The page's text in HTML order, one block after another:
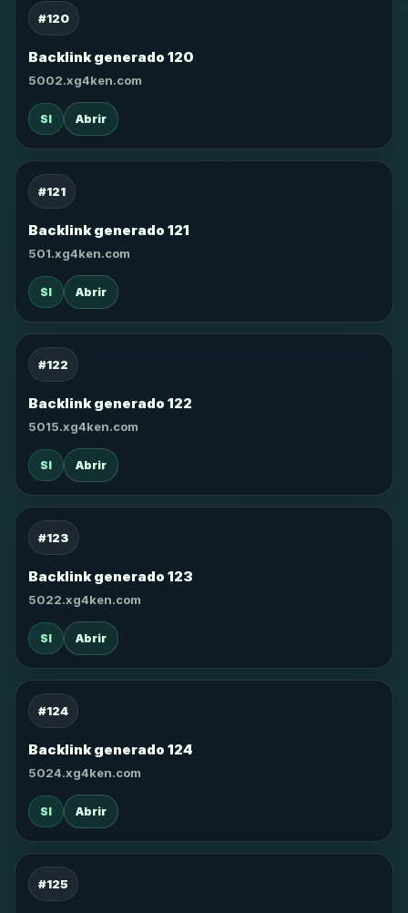
#120
Backlink generado 120
5002.xg4ken.com
SI Abrir
#121
Backlink generado 121
501.xg4ken.com
SI Abrir
#122
Backlink generado 122
5015.xg4ken.com
SI Abrir
#123
Backlink generado 123
5022.xg4ken.com
SI Abrir
#124
Backlink generado 124
5024.xg4ken.com
SI Abrir
#125